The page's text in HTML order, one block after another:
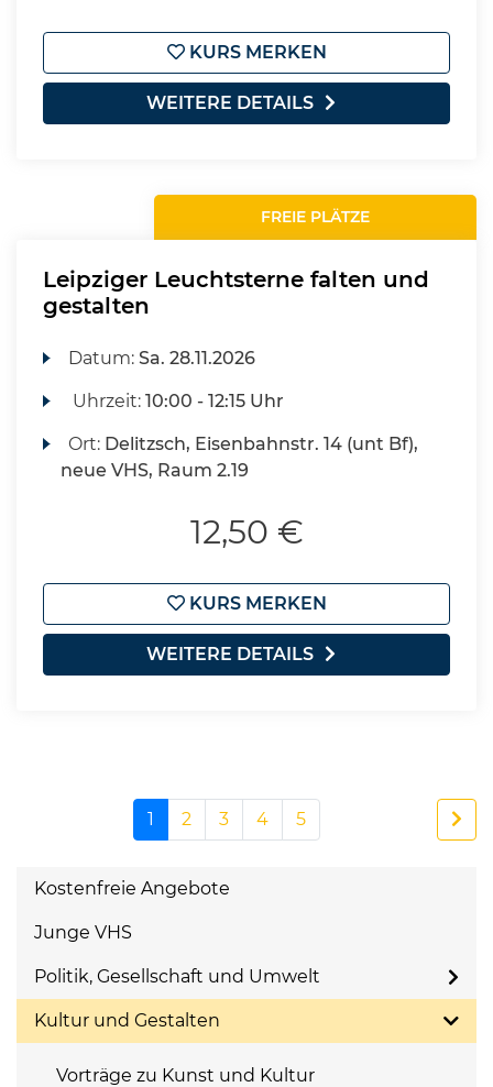
KURS MERKEN
WEITERE DETAILS
FREIE PLÄTZE
Leipziger Leuchtsterne falten und
gestalten
Datum:Sa. 28.11.2026
Uhrzeit:10:00 - 12:15 Uhr
Ort: Delitzsch, Eisenbahnstr. 14 (unt Bf),
neue VHS, Raum 2.19
12,50 €
KURS MERKEN
WEITERE DETAILS
1 2 3 4 5
Kostenfreie Angebote
Junge VHS
Politik, Gesellschaft und Umwelt
Kultur und Gestalten
Vorträge zu Kunst und Kultur